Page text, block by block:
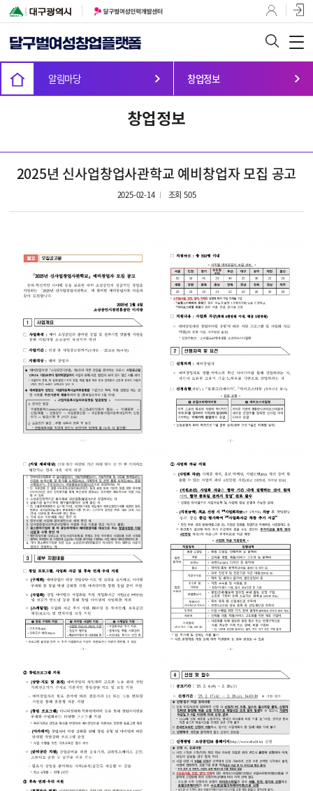
알림마당 창업정보
창업정보
2025년 신사업창업사관학교 예비창업자 모집 공고
2025-02-14 조회 505